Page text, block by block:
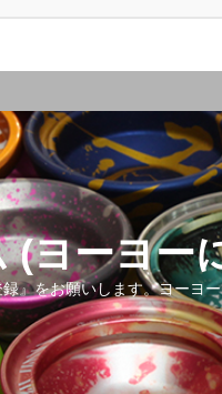
ヨーヨー
』をお願いします。ヨーヨ